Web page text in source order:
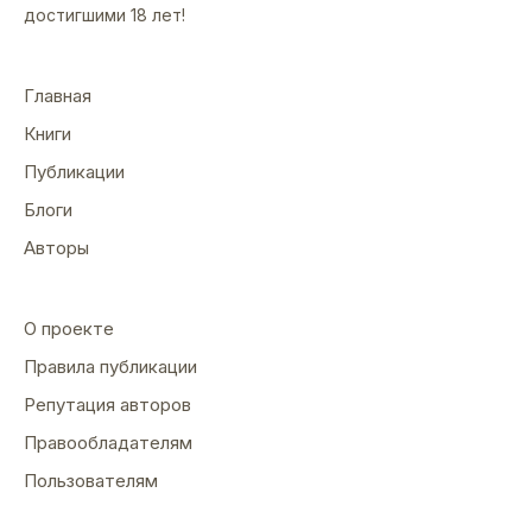
достигшими 18 лет!
Главная
Книги
Публикации
Блоги
Авторы
О проекте
Правила публикации
Репутация авторов
Правообладателям
Пользователям